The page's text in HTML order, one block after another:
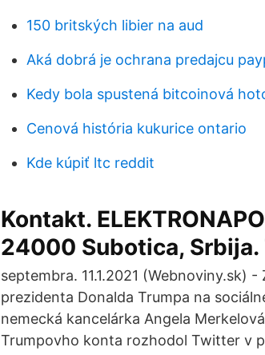
150 britských libier na aud
Aká dobrá je ochrana predajcu
Kedy bola spustená bitcoinová
Cenová história kukurice ontario
Kde kúpiť ltc reddit
Kontakt.
24000 Subotica,
septembra. 11.1.2021 (Webnoviny.sk)
prezidenta Donalda Trumpa na
nemecká kancelárka Angela
Trumpovho konta rozhodol Twitter v